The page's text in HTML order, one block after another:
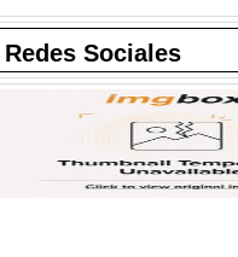
Redes Sociales